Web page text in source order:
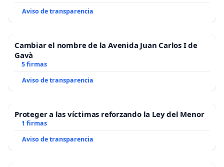
Aviso de transparencia
Cambiar el nombre de la Avenida Juan Carlos I de
Gavà
5 firmas
Aviso de transparencia
Proteger a las víctimas reforzando la Ley del Menor
1 firmas
Aviso de transparencia